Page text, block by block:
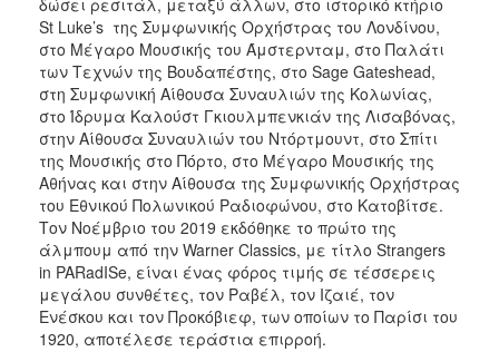
δώσει ρεσιτάλ, μεταξύ άλλων, στο ιστορικό κτήριο
St Luke’s της Συμφωνικής Ορχήστρας του Λονδίνου,
στο Μέγαρο Μουσικής του Άμστερνταμ, στο Παλάτι
των Τεχνών της Βουδαπέστης, στο Sage Gateshead,
στη Συμφωνική Αίθουσα Συναυλιών της Κολωνίας,
στο Ίδρυμα Καλούστ Γκιουλμπενκιάν της Λισαβόνας,
στην Αίθουσα Συναυλιών του Ντόρτμουντ, στο Σπίτι
της Μουσικής στο Πόρτο, στο Μέγαρο Μουσικής της
Αθήνας και στην Αίθουσα της Συμφωνικής Ορχήστρας
του Εθνικού Πολωνικού Ραδιοφώνου, στο Κατοβίτσε.
Τον Νοέμβριο του 2019 εκδόθηκε το πρώτο της
άλμπουμ από την Warner Classics, με τίτλο Strangers
in PARadISe, είναι ένας φόρος τιμής σε τέσσερεις
μεγάλου συνθέτες, τον Ραβέλ, τον Ιζαιέ, τον
Ενέσκου και τον Προκόβιεφ, των οποίων το Παρίσι του
1920, αποτέλεσε τεράστια επιρροή.